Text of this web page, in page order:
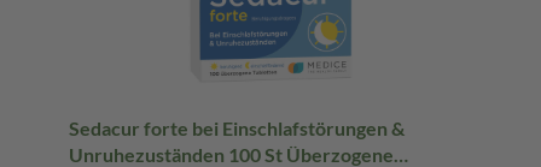
Sedacur forte bei Einschlafstörungen &
Unruhezuständen 100 St Überzogene